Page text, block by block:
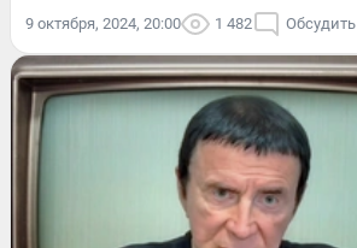
9 октября, 2024, 20:00 1 482 Обсудить